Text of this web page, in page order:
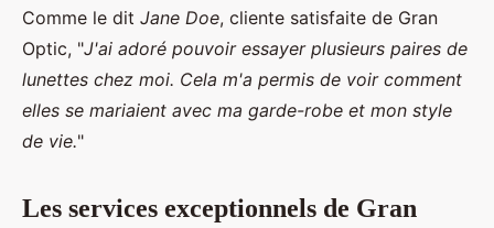
Comme le dit Jane Doe, cliente satisfaite de Gran
Optic, "J'ai adoré pouvoir essayer plusieurs paires de
lunettes chez moi. Cela m'a permis de voir comment
elles se mariaient avec ma garde-robe et mon style
de vie."
Les services exceptionnels de Gran